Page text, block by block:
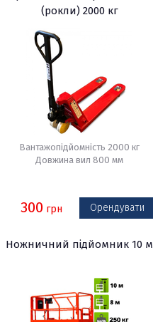
(рокли) 2000 кг
Вантажопідйомність 2000 кг
Довжина вил 800 мм
300 грн Орендувати
Ножничний підйомник 10 м